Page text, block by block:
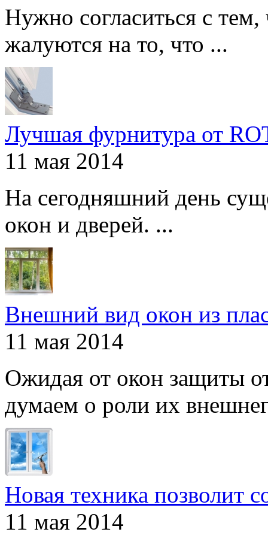
Нужно согласиться с
жалуются на то, что ...
Лучшая фурнитура от
11 мая 2014
На сегодняшний день
окон и дверей. ...
Внешний вид окон из
11 мая 2014
Ожидая от окон защиты
думаем о роли их
Новая техника позволит
11 мая 2014